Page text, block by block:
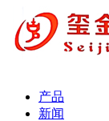
产品
新闻